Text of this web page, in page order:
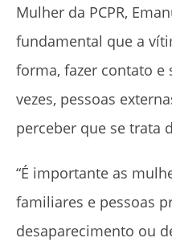
Mulher da PCPR,
fundamental que a
forma, fazer contato
vezes, pessoas
perceber que se trata
“É importante as
familiares e pessoas
desaparecimento ou